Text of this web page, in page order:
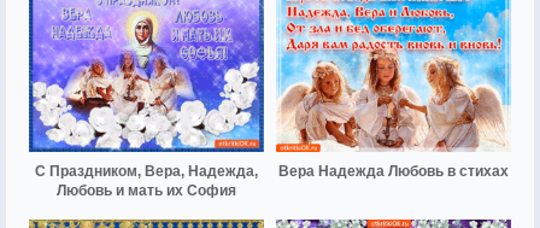
С Праздником, Вера, Надежда,
Любовь и мать их София
Вера Надежда Любовь в стихах